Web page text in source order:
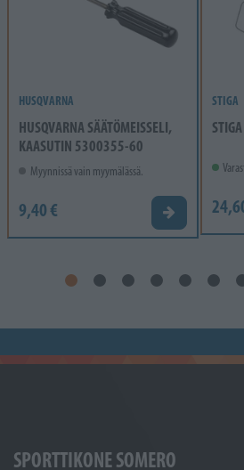
HUSQVARNA
HUSQVARNA SÄÄTÖMEISSELI,
KAASUTIN 5300355-60
Myynnissä vain myymälässä.
9,40 € Valitse
STIGA
SPORTTIKONE SOMERO